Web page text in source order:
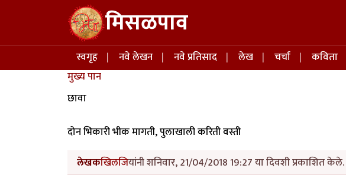
Skip to main content मिसळपाव
Main navigation
स्वगृह नवे लेखन नवे प्रतिसाद लेख चर्चा कविता
मुख्य पान
छावा
दोन भिकारी भीक मागती, पुलाखाली करिती वस्ती
लेखकखिलजियांनी शनिवार, 21/04/2018 19:27 या दिवशी प्रकाशित केले.